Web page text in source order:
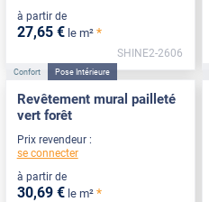
à partir de
27,65 € le m² *
SHINE2-2606
Confort Pose Intérieure
Revêtement mural pailleté
vert forêt
Prix revendeur :
se connecter
à partir de
30,69 € le m² *